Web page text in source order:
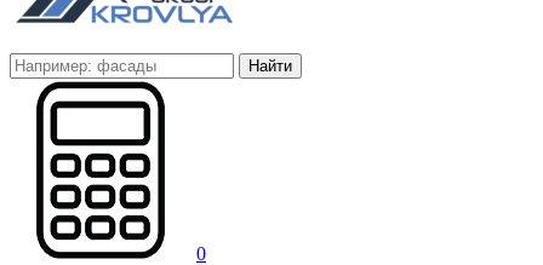
Найти
0